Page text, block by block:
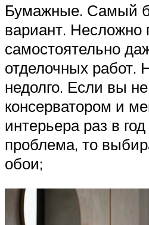
Бумажные. Самый
вариант. Несложно
самостоятельно
отделочных работ.
недолго. Если вы
консерватором и
интерьера раз в
проблема, то
обои;